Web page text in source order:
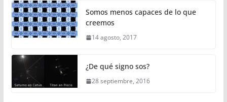
Somos menos capaces de lo que
creemos
14 agosto, 2017
¿De qué signo sos?
28 septiembre, 2016